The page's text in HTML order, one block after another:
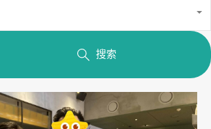
搜索